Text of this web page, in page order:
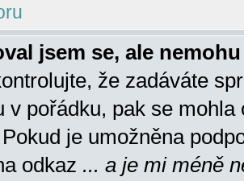
jsem se, ale
že zadáváte
v pořádku, pak se
je umožněna
odkaz ... a je mi méně